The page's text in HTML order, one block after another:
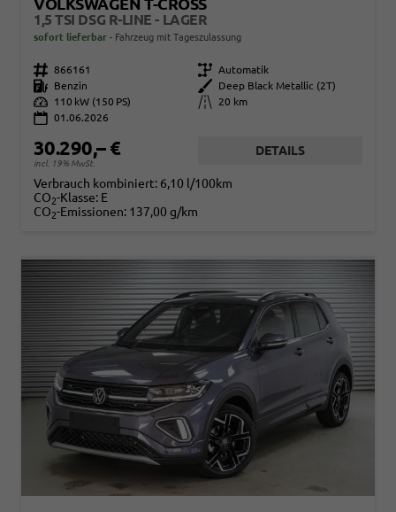
1,5 TSI DSG R-LINE - LAGER
sofort lieferbar Fahrzeug mit Tageszulassung
Fahrzeugnr. 866161 Getriebe Automatik
Kraftstoff
Benzin Außenfarbe
Deep Black Metallic (2T)
Leistung
110 kW (150 PS) Kilometerstand
20 km
01.06.2026
30.290,– €
incl. 19% MwSt.
DETAILS
Verbrauch kombiniert: 6,10 l/100km
CO2-Klasse: E
CO2-Emissionen: 137,00 g/km